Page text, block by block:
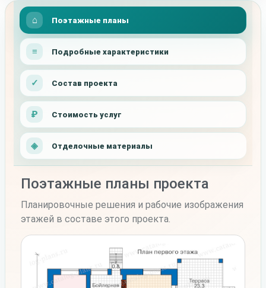
Поэтажные планы
Подробные характеристики
Состав проекта
Стоимость услуг
Отделочные материалы
Поэтажные планы проекта
Планировочные решения и рабочие изображения
этажей в составе этого проекта.